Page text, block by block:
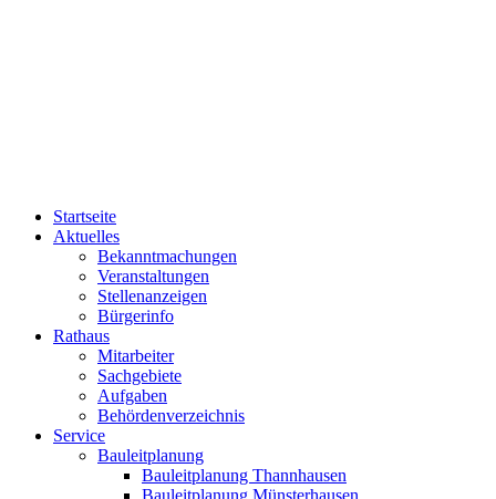
Startseite
Aktuelles
Bekanntmachungen
Veranstaltungen
Stellenanzeigen
Bürgerinfo
Rathaus
Mitarbeiter
Sachgebiete
Aufgaben
Behördenverzeichnis
Service
Bauleitplanung
Bauleitplanung Thannhausen
Bauleitplanung Münsterhausen